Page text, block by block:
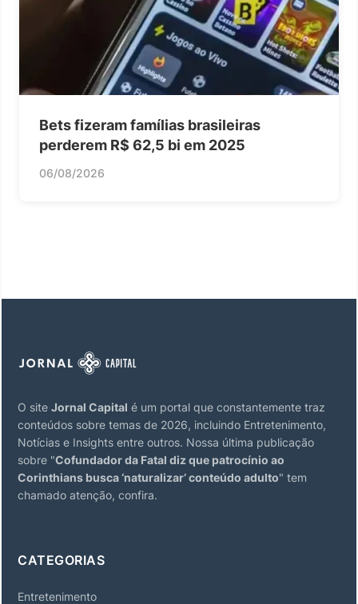
Bets fizeram famílias brasileiras
perderem R$ 62,5 bi em 2025
06/08/2026
O site Jornal Capital é um portal que constantemente traz
conteúdos sobre temas de 2026, incluindo Entretenimento,
Notícias e Insights entre outros. Nossa última publicação
sobre "Cofundador da Fatal diz que patrocínio ao
Corinthians busca ‘naturalizar’ conteúdo adulto" tem
chamado atenção, confira.
CATEGORIAS
Entretenimento